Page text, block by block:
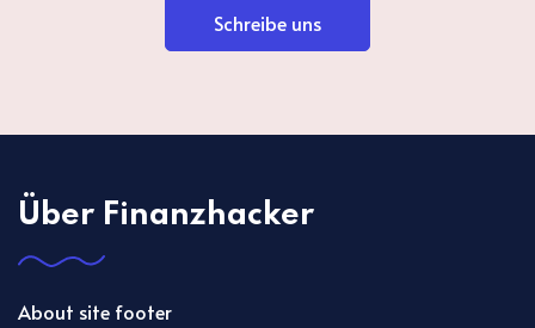
Schreibe uns
Über Finanzhacker
About site footer